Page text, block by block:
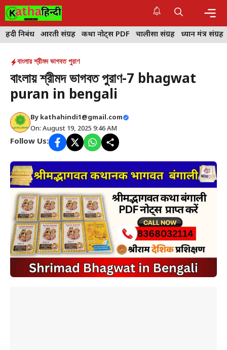
Skip
to
content
हिंदी निबंध आरती संग्रह कथा नोट्स PDF चालीसा संग्रह ध्यान मंत्र संग्रह
বাংলায় শ্রীমদ ভাগবত পুরাণ
বাংলায় শ্রীমদ ভাগবত পুরাণ-7 bhagwat
puran in bengali
By kathahindi1@gmail.com
On: August 19, 2025 9:46 AM
Follow Us: